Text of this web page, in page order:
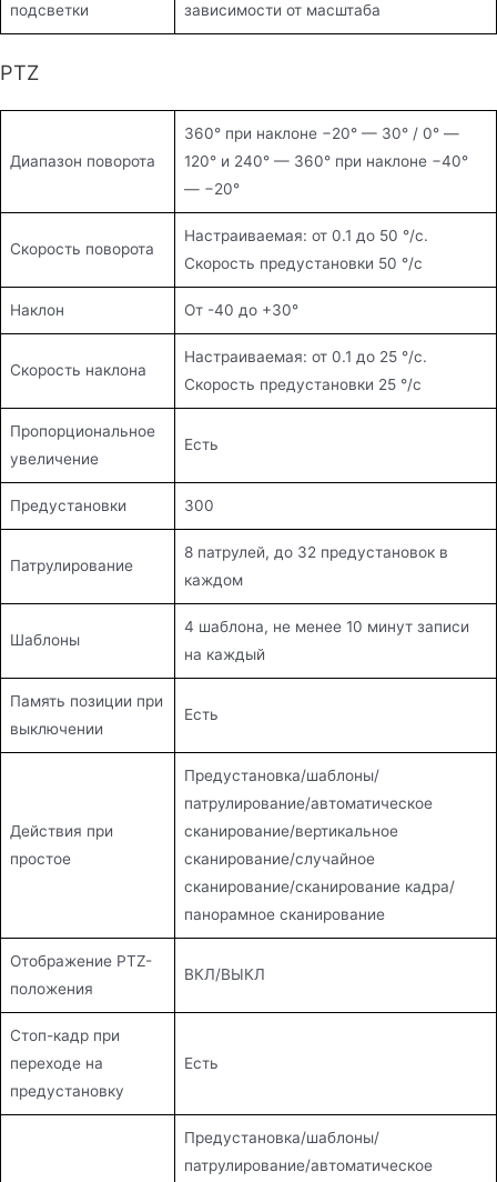
подсветки
зависимости от масштаба
PTZ
Диапазон поворота
360° при наклоне −20° — 30° / 0° —
120° и 240° — 360° при наклоне −40°
— −20°
Скорость поворота
Настраиваемая: от 0.1 до 50 °/с.
Скорость предустановки 50 °/с
Наклон От -40 до +30°
Скорость наклона
Настраиваемая: от 0.1 до 25 °/с.
Скорость предустановки 25 °/с
Пропорциональное
увеличение
Есть
Предустановки 300
Патрулирование
8 патрулей, до 32 предустановок в
каждом
Шаблоны
4 шаблона, не менее 10 минут записи
на каждый
Память позиции при
выключении
Есть
Действия при
простое
Предустановка/шаблоны/
патрулирование/автоматическое
сканирование/вертикальное
сканирование/случайное
сканирование/сканирование кадра/
панорамное сканирование
Отображение PTZ-
положения
ВКЛ/ВЫКЛ
Стоп-кадр при
переходе на
предустановку
Есть
Предустановка/шаблоны/
патрулирование/автоматическое